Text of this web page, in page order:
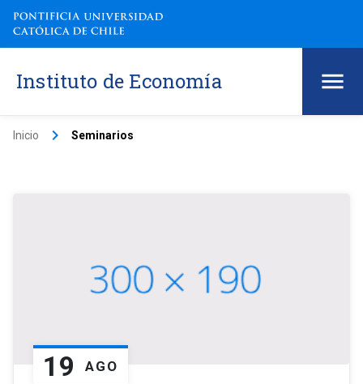
Instituto de Economía
Inicio keyboard_arrow_right Seminarios
19 AGO